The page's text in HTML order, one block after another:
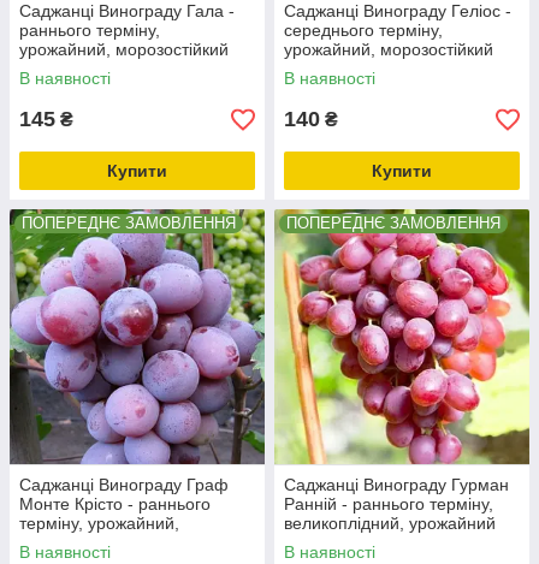
Саджанці Винограду Гала -
раннього терміну,
урожайний, морозостійкий
В наявності
145 ₴
Купити
Саджанці Винограду Геліос -
середнього терміну,
урожайний, морозостійкий
В наявності
140 ₴
Купити
ПОПЕРЕДНЄ ЗАМОВЛЕННЯ
Саджанці Винограду Граф
Монте Крісто - раннього
терміну, урожайний,
товарний
В наявності
ПОПЕРЕДНЄ ЗАМОВЛЕННЯ
Саджанці Винограду Гурман
Ранній - раннього терміну,
великоплідний, урожайний
В наявності